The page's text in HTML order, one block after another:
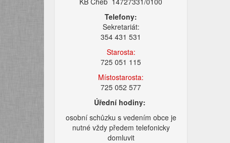
Telefony:
Sekretariát:
354 431 531
Starosta:
725 051 115
Místostarosta:
725 052 577
Úřední hodiny:
osobní schůzku s vedením obce je
nutné vždy předem telefonicky
domluvit